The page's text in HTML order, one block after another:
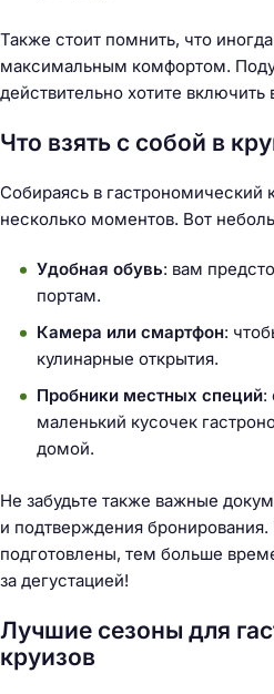
Также стоит помнить, что
максимальным комфортом.
действительно хотите включить
Что взять с собой в
Собираясь в гастрономический
несколько моментов. Вот
Удобная обувь: вам
портам.
Камера или смартфон:
кулинарные открытия.
Пробники местных специй:
маленький кусочек
домой.
Не забудьте также важные
и подтверждения
подготовлены, тем больше
за дегустацией!
Лучшие сезоны для
круизов